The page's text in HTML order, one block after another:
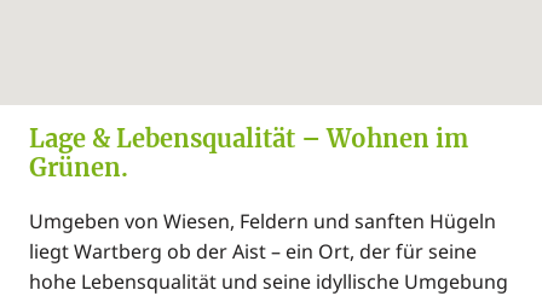
Lage & Lebensqualität – Wohnen im
Grünen.
Umgeben von Wiesen, Feldern und sanften Hügeln
liegt Wartberg ob der Aist – ein Ort, der für seine
hohe Lebensqualität und seine idyllische Umgebung